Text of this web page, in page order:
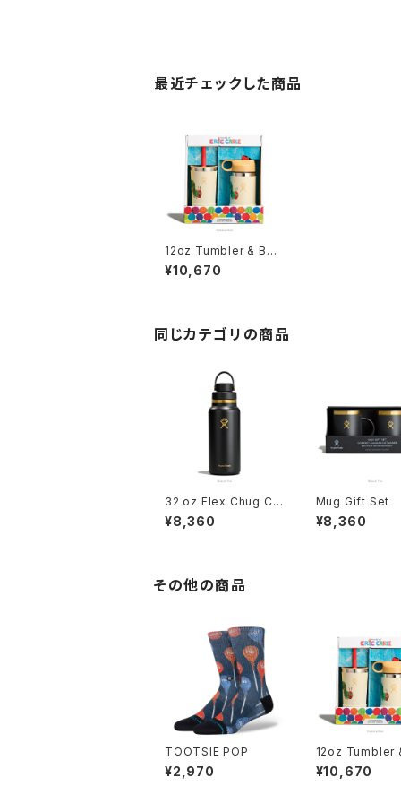
最近チェックした商品
12oz Tumbler & Bott
le Set
¥10,670
同じカテゴリの商品
32 oz Flex Chug Ca
p
¥8,360
Mug Gift Set
¥8,360
その他の商品
TOOTSIE POP
¥2,970
12oz Tumbler
le Set
¥10,670